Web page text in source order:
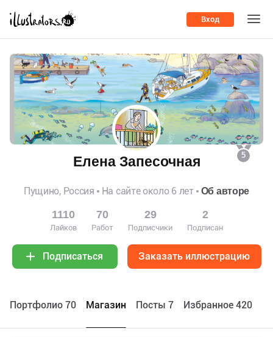
Вход
5
Елена Запесочная
Пущино, Россия На сайте около 6 лет Об авторе
1110
Лайков
70
Работ
29
Подписчики
2
Подписан
Подписаться Заказать иллюстрацию
Портфолио 70 Maгазин Посты 7 Избранное 420